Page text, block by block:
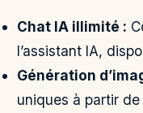
Chat IA illimité :
l’assistant IA,
Génération
uniques à partir